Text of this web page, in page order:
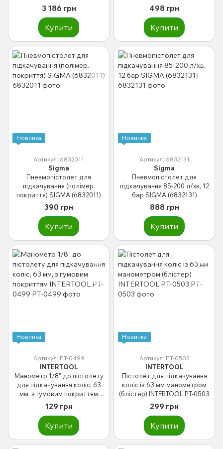
3 186 грн
Купити
(6832031)
498 грн
Купити
Новинка
Артикул: 6832011
Sigma
Пневмопістолет для
підкачування (полімер.
покриття) SIGMA (6832011)
390 грн
Купити
Новинка
Артикул: 6832131
Sigma
Пневмопістолет для
підкачування 85-200 л/хв, 12
бар SIGMA (6832131)
888 грн
Купити
Новинка
Артикул: PT-0499
INTERTOOL
Манометр 1/8" до пістолету
для підкачування коліс, 63
мм, з гумовим покриттям
INTERTOOL PT-0499
129 грн
Купити
Новинка
Артикул: PT-0503
INTERTOOL
Пістолет для підкачування
коліс із 63 мм манометром
(блістер) INTERTOOL PT-0503
299 грн
Купити